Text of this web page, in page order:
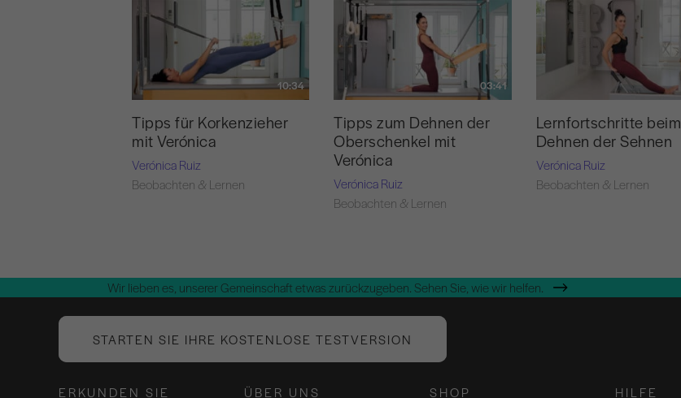
10:34
Tipps für Korkenzieher
mit Verónica
Verónica Ruiz
Beobachten & Lernen
03:41
Tipps zum Dehnen der
Oberschenkel mit
Verónica
Verónica Ruiz
Beobachten & Lernen
Lernfortschritte beim
Dehnen der Sehnen
Verónica Ruiz
Beobachten & Lernen
Wir lieben es, unserer Gemeinschaft etwas zurückzugeben. Sehen Sie, wie wir helfen.
STARTEN SIE IHRE KOSTENLOSE TESTVERSION
ERKUNDEN SIE ÜBER UNS SHOP HILFE